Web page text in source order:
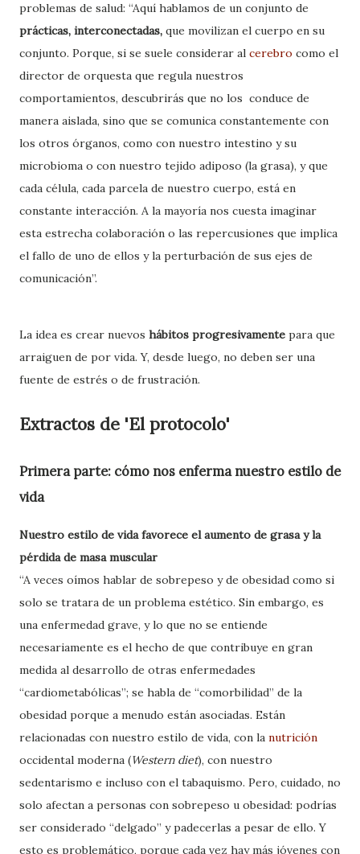
problemas de salud: “Aquí hablamos de un conjunto de
prácticas, interconectadas, que movilizan el cuerpo en su
conjunto. Porque, si se suele considerar al cerebro como el
director de orquesta que regula nuestros
comportamientos, descubrirás que no los conduce de
manera aislada, sino que se comunica constantemente con
los otros órganos, como con nuestro intestino y su
microbioma o con nuestro tejido adiposo (la grasa), y que
cada célula, cada parcela de nuestro cuerpo, está en
constante interacción. A la mayoría nos cuesta imaginar
esta estrecha colaboración o las repercusiones que implica
el fallo de uno de ellos y la perturbación de sus ejes de
comunicación”.
La idea es crear nuevos hábitos progresivamente para que
arraiguen de por vida. Y, desde luego, no deben ser una
fuente de estrés o de frustración.
Extractos de 'El protocolo'
Primera parte: cómo nos enferma nuestro estilo de
vida
Nuestro estilo de vida favorece el aumento de grasa y la
pérdida de masa muscular
“A veces oímos hablar de sobrepeso y de obesidad como si
solo se tratara de un problema estético. Sin embargo, es
una enfermedad grave, y lo que no se entiende
necesariamente es el hecho de que contribuye en gran
medida al desarrollo de otras enfermedades
“cardiometabólicas”; se habla de “comorbilidad” de la
obesidad porque a menudo están asociadas. Están
relacionadas con nuestro estilo de vida, con la nutrición
occidental moderna (Western diet), con nuestro
sedentarismo e incluso con el tabaquismo. Pero, cuidado, no
solo afectan a personas con sobrepeso u obesidad: podrías
ser considerado “delgado” y padecerlas a pesar de ello. Y
esto es problemático, porque cada vez hay más jóvenes con